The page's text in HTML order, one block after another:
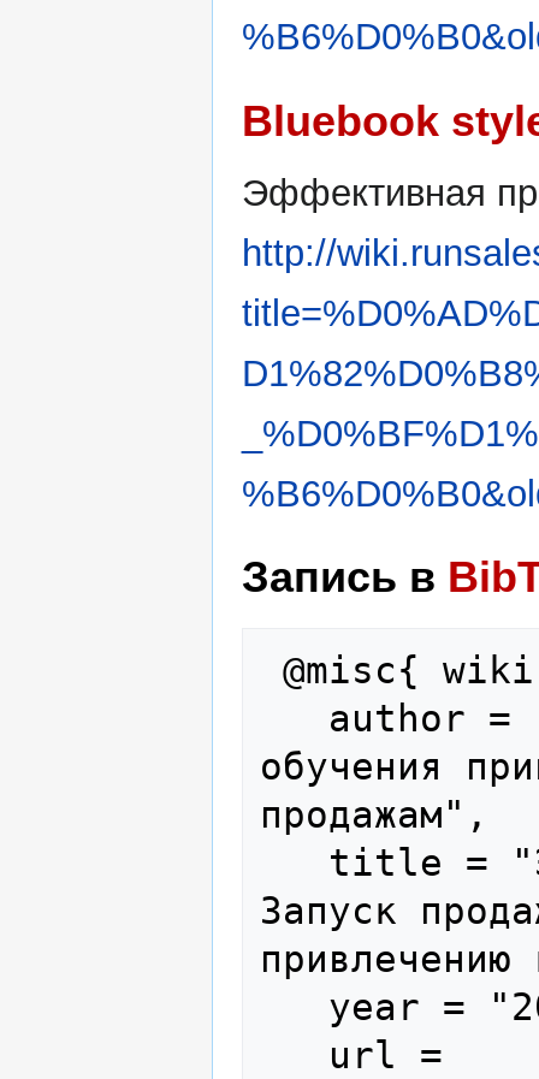
Bluebook
Эффективная
http://
Запись в
обучения
продажам",
Запуск